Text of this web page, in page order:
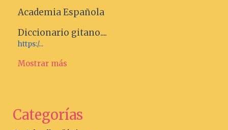
Academia Española
Diccionario gitano....
https:/...
Mostrar más
Categorías